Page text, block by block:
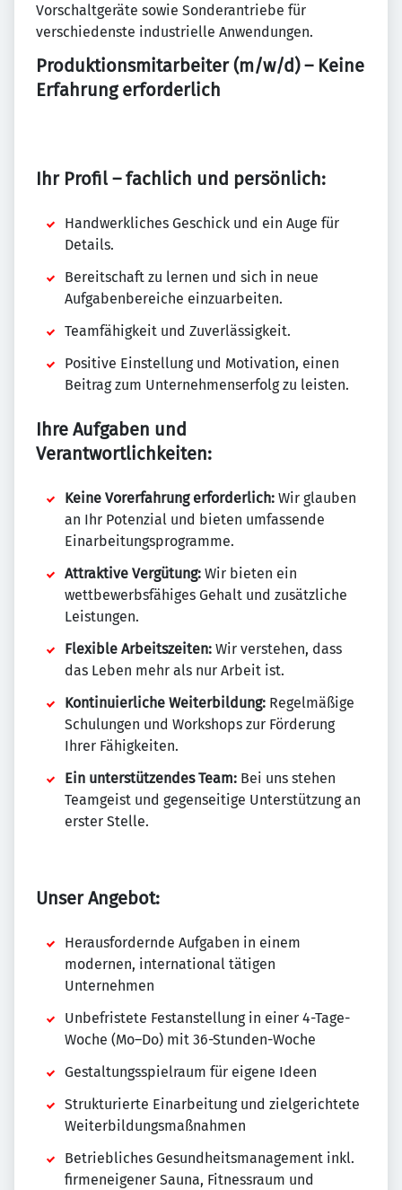
Vorschaltgeräte sowie Sonderantriebe für
verschiedenste industrielle Anwendungen.
Produktionsmitarbeiter (m/w/d) – Keine
Erfahrung erforderlich
Ihr Profil – fachlich und persönlich:
Handwerkliches Geschick und ein Auge für
Details.
Bereitschaft zu lernen und sich in neue
Aufgabenbereiche einzuarbeiten.
Teamfähigkeit und Zuverlässigkeit.
Positive Einstellung und Motivation, einen
Beitrag zum Unternehmenserfolg zu leisten.
Ihre Aufgaben und
Verantwortlichkeiten:
Keine Vorerfahrung erforderlich: Wir glauben
an Ihr Potenzial und bieten umfassende
Einarbeitungsprogramme.
Attraktive Vergütung: Wir bieten ein
wettbewerbsfähiges Gehalt und zusätzliche
Leistungen.
Flexible Arbeitszeiten: Wir verstehen, dass
das Leben mehr als nur Arbeit ist.
Kontinuierliche Weiterbildung: Regelmäßige
Schulungen und Workshops zur Förderung
Ihrer Fähigkeiten.
Ein unterstützendes Team: Bei uns stehen
Teamgeist und gegenseitige Unterstützung an
erster Stelle.
Unser Angebot:
Herausfordernde Aufgaben in einem
modernen, international tätigen
Unternehmen
Unbefristete Festanstellung in einer 4-Tage-
Woche (Mo–Do) mit 36-Stunden-Woche
Gestaltungsspielraum für eigene Ideen
Strukturierte Einarbeitung und zielgerichtete
Weiterbildungsmaßnahmen
Betriebliches Gesundheitsmanagement inkl.
firmeneigener Sauna, Fitnessraum und